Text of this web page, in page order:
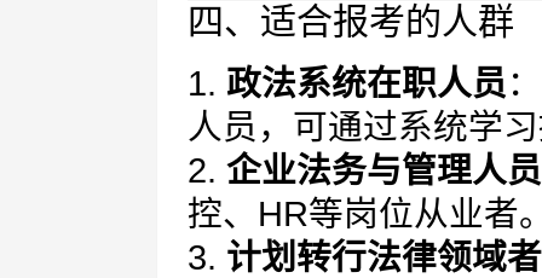
四、适合报考的人群
1. 政法系统在职人员
人员，可通过系统学
2. 企业法务与管理人员
控、HR等岗位从业者
3. 计划转行法律领域者